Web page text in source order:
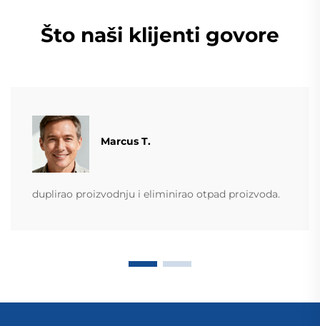
Što naši klijenti govore
Marcus T.
duplirao proizvodnju i eliminirao otpad proizvoda.